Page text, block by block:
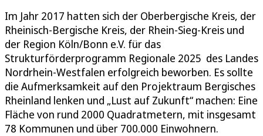
Im Jahr 2017 hatten sich der Oberbergische Kreis, der
Rheinisch-Bergische Kreis, der Rhein-Sieg-Kreis und
der Region Köln/Bonn e.V. für das
Strukturförderprogramm Regionale 2025 des Landes
Nordrhein-Westfalen erfolgreich beworben. Es sollte
die Aufmerksamkeit auf den Projektraum Bergisches
Rheinland lenken und „Lust auf Zukunft“ machen: Eine
Fläche von rund 2000 Quadratmetern, mit insgesamt
78 Kommunen und über 700.000 Einwohnern.